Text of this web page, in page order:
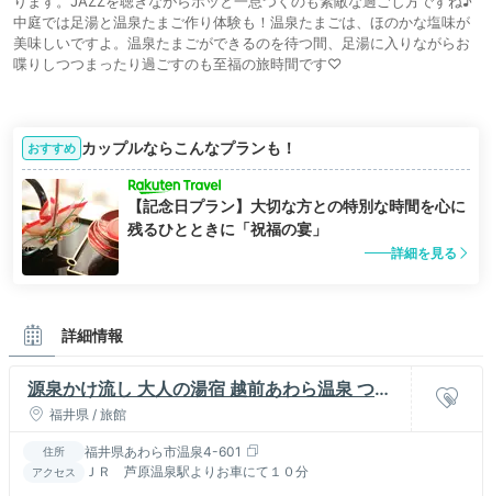
中庭では足湯と温泉たまご作り体験も！温泉たまごは、ほのかな塩味が
美味しいですよ。温泉たまごができるのを待つ間、足湯に入りながらお
喋りしつつまったり過ごすのも至福の旅時間です♡
おすすめ カップルならこんなプランも！
【記念日プラン】大切な方との特別な時間を心に
残るひとときに「祝福の宴」
詳細を見る
詳細情報
源泉かけ流し 大人の湯宿 越前あわら温泉 つる
や 福井県 / 旅館
住所 福井県あわら市温泉4-601
アクセス ＪＲ 芦原温泉駅よりお車にて１０分